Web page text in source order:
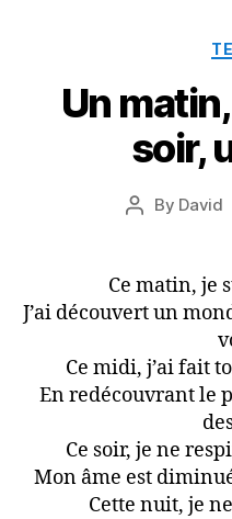
Un
soir,
Post
By David
Ce matin, je
J’ai découvert un
Ce midi, j’ai fait
En redécouvrant le
Ce soir, je ne
Mon âme est
Cette nuit, je